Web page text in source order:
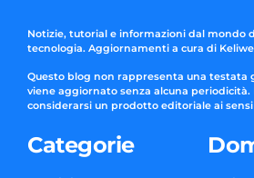
Notizie, tutorial e informazioni dal mondo
tecnologia. Aggiornamenti a cura di
Questo blog non rappresenta una testata
viene aggiornato senza alcuna
considerarsi un prodotto editoriale ai sensi
Categorie